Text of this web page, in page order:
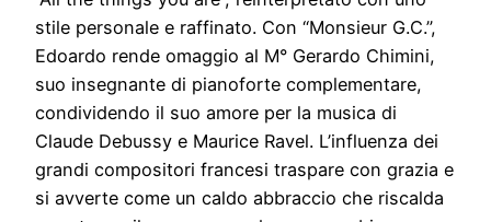
stile personale e raffinato. Con “Monsieur G.C.”,
Edoardo rende omaggio al M° Gerardo Chimini,
suo insegnante di pianoforte complementare,
condividendo il suo amore per la musica di
Claude Debussy e Maurice Ravel. L’influenza dei
grandi compositori francesi traspare con grazia e
si avverte come un caldo abbraccio che riscalda